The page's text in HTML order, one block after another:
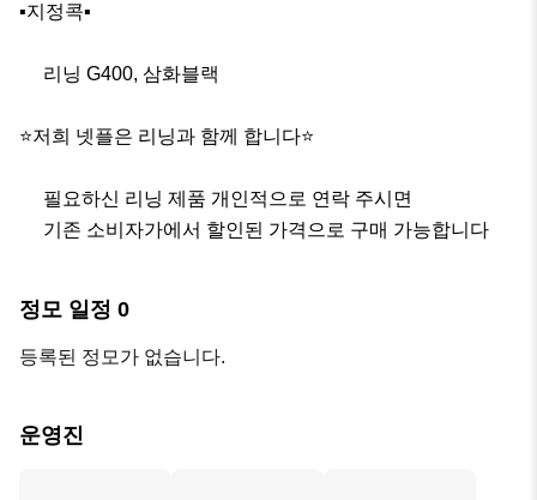
▪️지정콕▪️
⭐️저희 넷플은 리닝과 함께 합니다⭐️
     기존 소비자가에서 할인된 가격으로 구매 가능합니다
정모 일정 0
등록된 정모가 없습니다.
운영진